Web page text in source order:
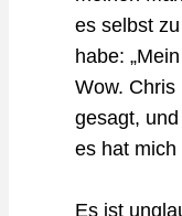
es selbst
habe:
Wow. Chris
gesagt,
es hat mich
Es ist